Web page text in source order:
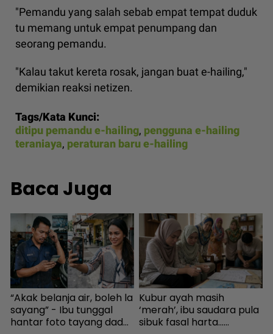
"Pemandu yang salah sebab empat tempat duduk
tu memang untuk empat penumpang dan
seorang pemandu.
"Kalau takut kereta rosak, jangan buat e-hailing,"
demikian reaksi netizen.
Tags/Kata Kunci:
ditipu pemandu e-hailing, pengguna e-hailing
teraniaya, peraturan baru e-hailing
Baca Juga
“Akak belanja air, boleh la
sayang” - Ibu tunggal
hantar foto tayang dada,
Kubur ayah masih
‘merah’, ibu saudara pula
sibuk fasal harta...